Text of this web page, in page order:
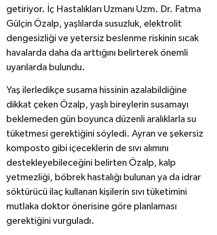
getiriyor. İç Hastalıkları Uzmanı Uzm. Dr. Fatma
Gülçin Özalp, yaşlılarda susuzluk, elektrolit
dengesizliği ve yetersiz beslenme riskinin sıcak
havalarda daha da arttığını belirterek önemli
uyarılarda bulundu.
Yaş ilerledikçe susama hissinin azalabildiğine
dikkat çeken Özalp, yaşlı bireylerin susamayı
beklemeden gün boyunca düzenli aralıklarla su
tüketmesi gerektiğini söyledi. Ayran ve şekersiz
komposto gibi içeceklerin de sıvı alımını
destekleyebileceğini belirten Özalp, kalp
yetmezliği, böbrek hastalığı bulunan ya da idrar
söktürücü ilaç kullanan kişilerin sıvı tüketimini
mutlaka doktor önerisine göre planlaması
gerektiğini vurguladı.